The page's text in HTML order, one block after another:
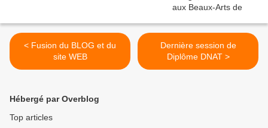
< Fusion du BLOG et du
site WEB
Dernière session de
Diplôme DNAT >
Hébergé par Overblog
Top articles